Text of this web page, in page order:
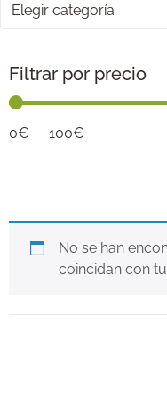
Elegir categoría
Filtrar por precio
0€ — 100€
No se han
coincidan con